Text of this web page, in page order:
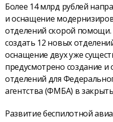
Более 14 млрд рублей
и оснащение
отделений скорой помощи.
создать 12 новых
оснащение двух уже
предусмотрено создание
отделений для
агентства (ФМБА) в
Развитие беспилотной